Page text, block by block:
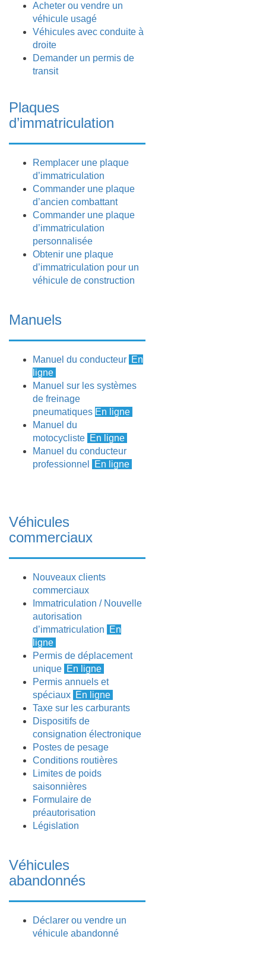
Acheter ou vendre un
véhicule usagé
Véhicules avec conduite à
droite
Demander un permis de
transit
Plaques
d’immatriculation
Remplacer une plaque
d’immatriculation
Commander une plaque
d’ancien combattant
Commander une plaque
d’immatriculation
personnalisée
Obtenir une plaque
d’immatriculation pour un
véhicule de construction
Manuels
Manuel du conducteur En
ligne
Manuel sur les systèmes
de freinage
pneumatiques En ligne
Manuel du
motocycliste En ligne
Manuel du conducteur
professionnel
En ligne
Véhicules
commerciaux
Nouveaux clients
commerciaux
Immatriculation / Nouvelle
autorisation
d’immatriculation
En
ligne
Permis de déplacement
unique En ligne
Permis annuels et
spéciaux En ligne
Taxe sur les carburants
Dispositifs de
consignation électronique
Postes de pesage
Conditions routières
Limites de poids
saisonnières
Formulaire de
préautorisation
Législation
Véhicules
abandonnés
Déclarer ou vendre un
véhicule abandonné